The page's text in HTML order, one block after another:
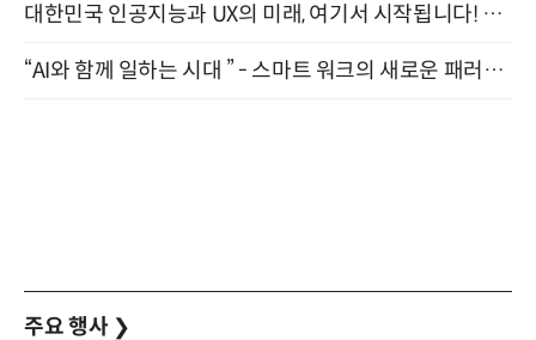
대한민국 인공지능과 UX의 미래, 여기서 시작됩니다! UX Korea 2026 - Fall 9월 2일 개최
“AI와 함께 일하는 시대 ” - 스마트 워크의 새로운 패러다임 (9/11)
주요 행사 ❯